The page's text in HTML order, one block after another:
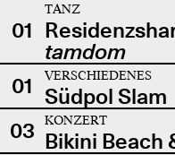
01
TANZ
tamdom
01
VERSCHIEDENES
Südpol Slam
03
KONZERT
Bikini Beach